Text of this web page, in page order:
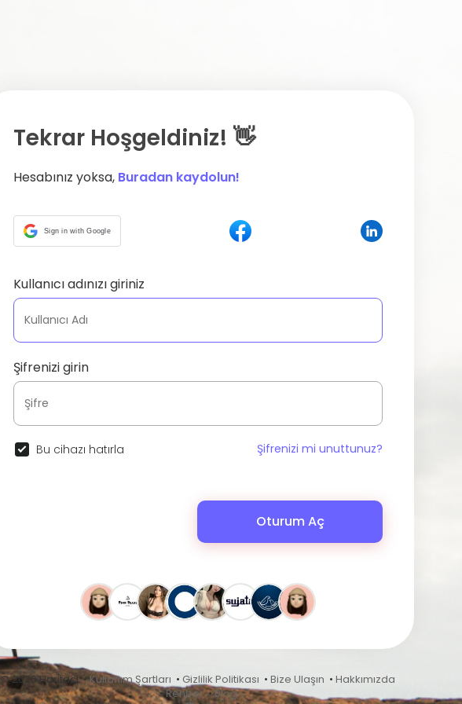
Tekrar Hoşgeldiniz! 👋
Hesabınız yoksa, Buradan kaydolun!
Sign in with Google
Kullanıcı adınızı giriniz
Şifrenizi girin
Bu cihazı hatırla Şifrenizi mi unuttunuz?
Oturum Aç
© 2026 Haritacı •Kullanım Şartları • Gizlilik Politikası • Bize Ulaşın • Hakkımızda
•Rehber•Blog